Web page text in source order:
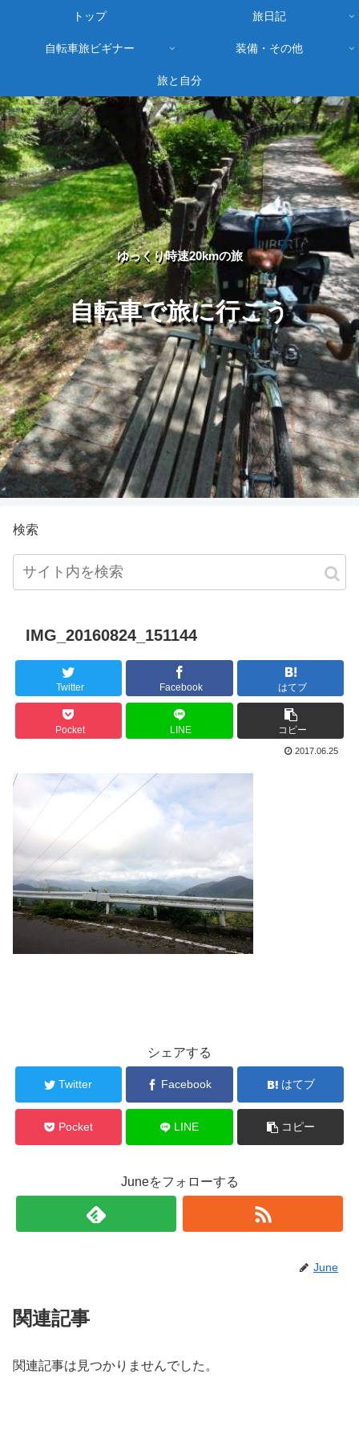
ゆっくり時速20kmの旅
自転車で旅に行こう
トップ 旅日記
自転車旅ビギナー 装備・その他
旅と自分
検索
IMG_20160824_151144
Twitter Facebook はてブ
Pocket LINE コピー
2017.06.25
シェアする
Twitter Facebook はてブ
Pocket LINE コピー
Juneをフォローする
June
関連記事
関連記事は見つかりませんでした。